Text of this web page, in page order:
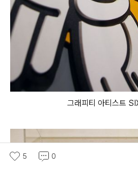
그래피티 아티스트
5 0